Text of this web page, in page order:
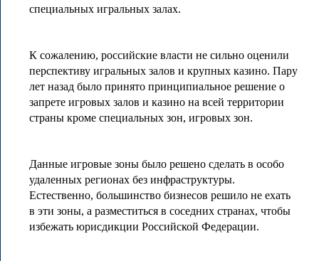
специальных игральных залах.
К сожалению, российские власти не сильно оценили
перспективу игральных залов и крупных казино. Пару
лет назад было принято принципиальное решение о
запрете игровых залов и казино на всей территории
страны кроме специальных зон, игровых зон.
Данные игровые зоны было решено сделать в особо
удаленных регионах без инфраструктуры.
Естественно, большинство бизнесов решило не ехать
в эти зоны, а разместиться в соседних странах, чтобы
избежать юрисдикции Российской Федерации.